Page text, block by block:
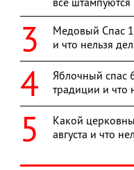
Медовый Спас 1
и что нельзя
Яблочный спас
традиции и что
Какой
августа и что